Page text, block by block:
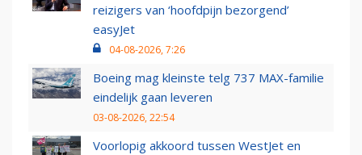
reizigers van ‘hoofdpijn bezorgend’
easyJet
04-08-2026, 7:26
Boeing mag kleinste telg 737 MAX-familie
eindelijk gaan leveren
03-08-2026, 22:54
Voorlopig akkoord tussen WestJet en